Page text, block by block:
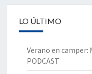
LO ÚLTIMO
Verano en camper:
PODCAST